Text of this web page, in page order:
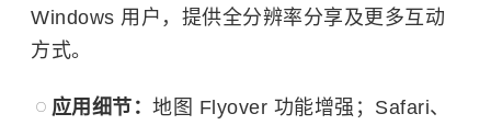
Windows 用户，提供全分辨率分享及更多互动
方式。
应用细节： 地图 Flyover 功能增强；Safari、